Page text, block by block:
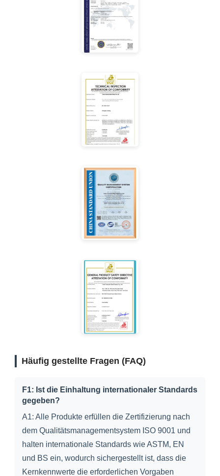
Häufig gestellte Fragen (FAQ)
F1: Ist die Einhaltung internationaler Standards
gegeben?
A1: Alle Produkte erfüllen die Zertifizierung nach
dem Qualitätsmanagementsystem ISO 9001 und
halten internationale Standards wie ASTM, EN
und BS ein, wodurch sichergestellt ist, dass die
Kernkennwerte die erforderlichen Vorgaben